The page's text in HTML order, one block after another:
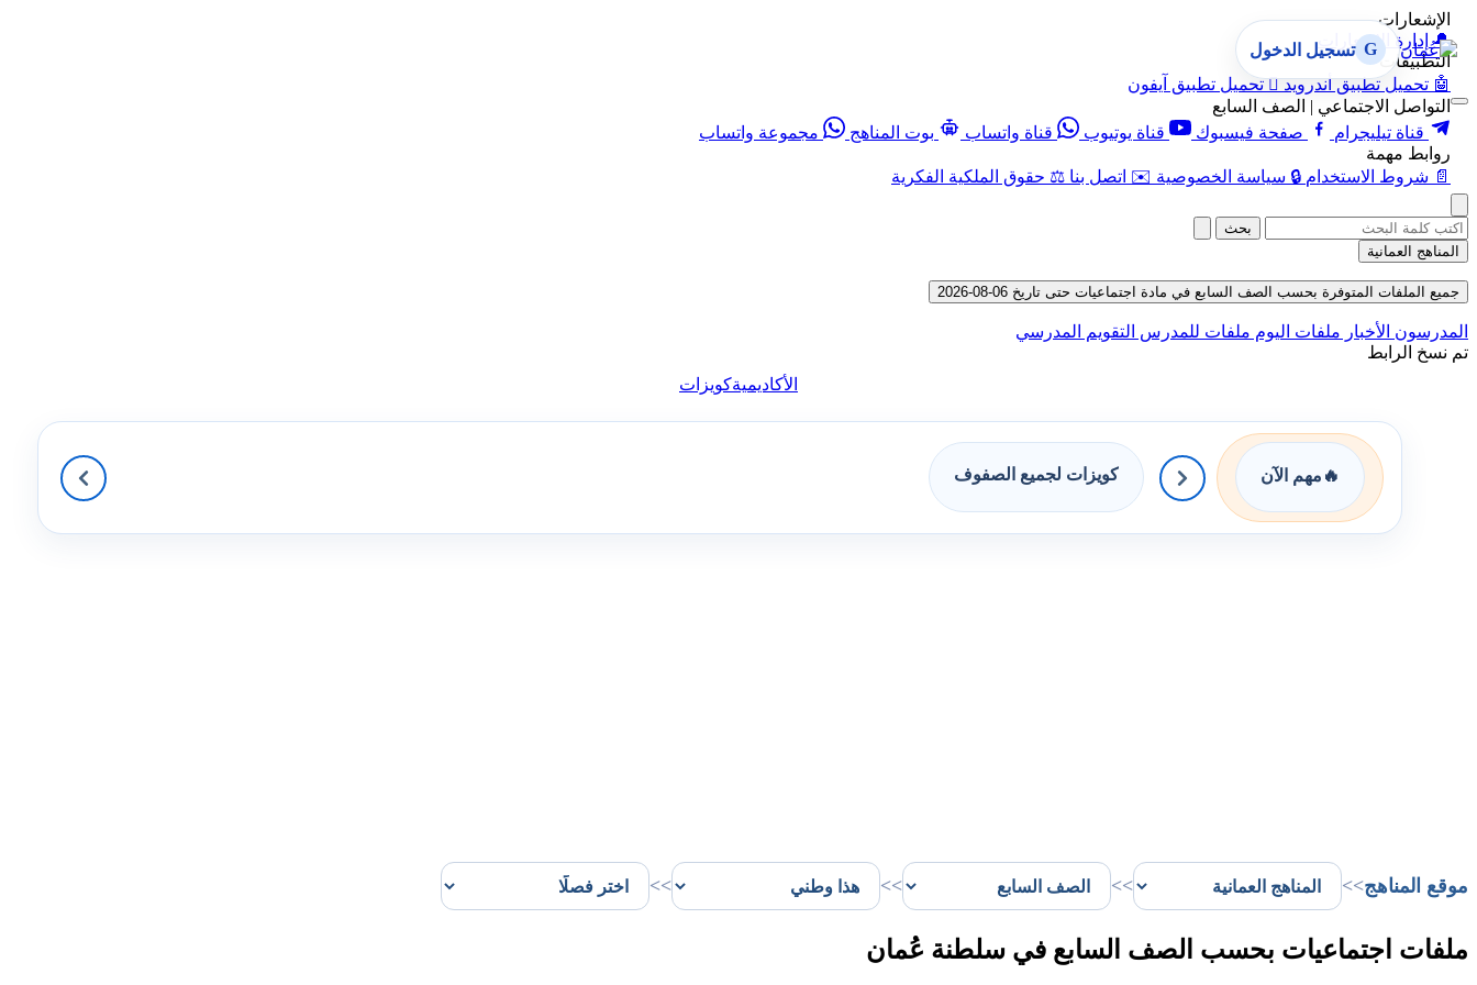
الإشعارات
🔔 إدارة الإشعارات
التطبيقات
🤖 تحميل تطبيق أندرويد  تحميل تطبيق آيفون
التواصل الاجتماعي | الصف السابع
قناة تيليجرام
صفحة فيسبوك قناة يوتيوب قناة واتساب بوت المناهج
مجموعة واتساب
روابط مهمة
📄 شروط الاستخدام 🔒 سياسة الخصوصية ✉️ اتصل بنا ⚖️ حقوق الملكية الفكرية
G تسجيل الدخول
بحث
المناهج العمانية
جميع الملفات المتوفرة بحسب الصف السابع في مادة اجتماعيات حتى تاريخ 06-08-2026
المدرسون الأخبار ملفات اليوم ملفات للمدرس التقويم المدرسي
تم نسخ الرابط
الأكاديميةكويزات
🔥 مهم الآن كويزات لجميع الصفوف
موقع المناهج>>
>>
>>
>>
ملفات اجتماعيات بحسب الصف السابع في سلطنة عُمان